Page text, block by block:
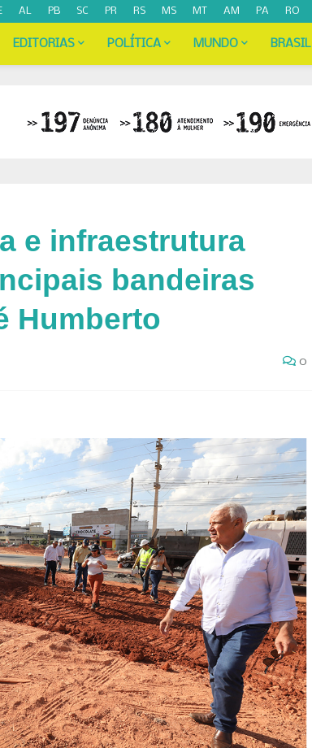
AL PB SC PR RS MS MT AM PA RO
EDITORIAS POLÍTICA MUNDO BRASIL
e infraestrutura
bandeiras
Humberto
0